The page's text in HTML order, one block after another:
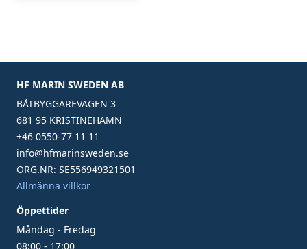
HF MARIN SWEDEN AB
BÅTBYGGAREVÄGEN 3
681 95 KRISTINEHAMN
+46 0550-77 11 11
info@hfmarinsweden.se
ORG.NR: SE556949321501
Allmänna villkor
Öppettider
Måndag - Fredag
08:00 - 17:00